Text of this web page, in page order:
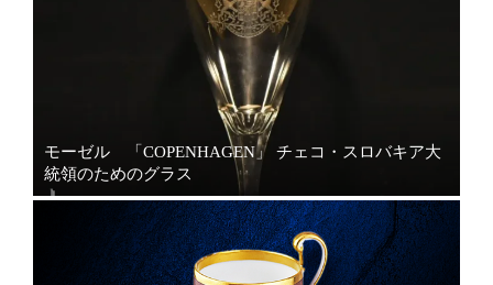
モーゼル 「COPENHAGEN」 チェコ・スロバキア大
統領のためのグラス